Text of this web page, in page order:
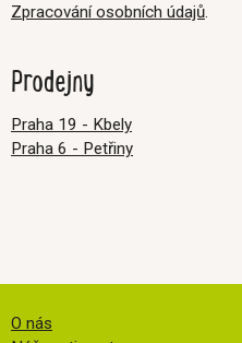
Zpracování osobních údajů.
Prodejny
Praha 19 - Kbely
Praha 6 - Petřiny
O nás